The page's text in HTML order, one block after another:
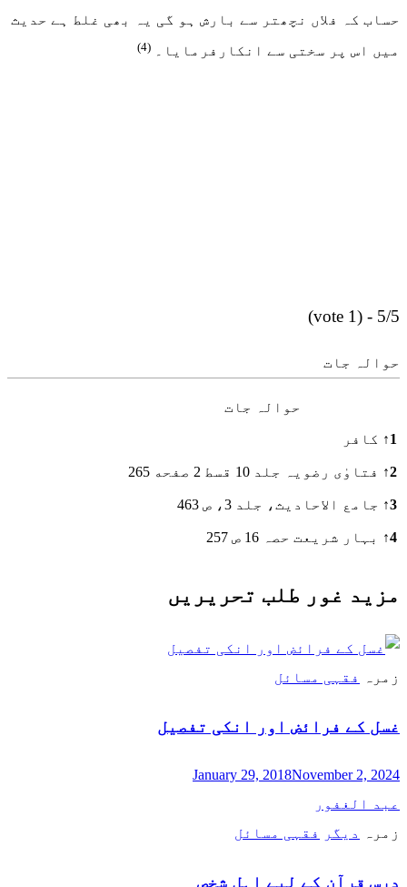
حساب کہ فلاں نچھتر سے بارش ہو گی یہ بھی غلط ہے حدیث
میں اس پر سختی سے انکارفرمایا۔ (4)
5/5 - (1 vote)
حوالہ جات
حوالہ جات
1
↑ کافر
2
↑ فتاوٰی رضویہ جلد 10 قسط 2 صفحه 265
3
↑ جامع الاحادیث، جلد 3، ص 463
4
↑ بہار شریعت حصہ 16 ص 257
مزید غور طلب تحریریں
زمرہ فقہی مسائل
غسل کے فرائض اور انکی تفصیل
January 29, 2018November 2, 2024
عبد الغفور
زمرہ
دیگر فقہی مسائل
درس قرآن کے لیے اہل شخص